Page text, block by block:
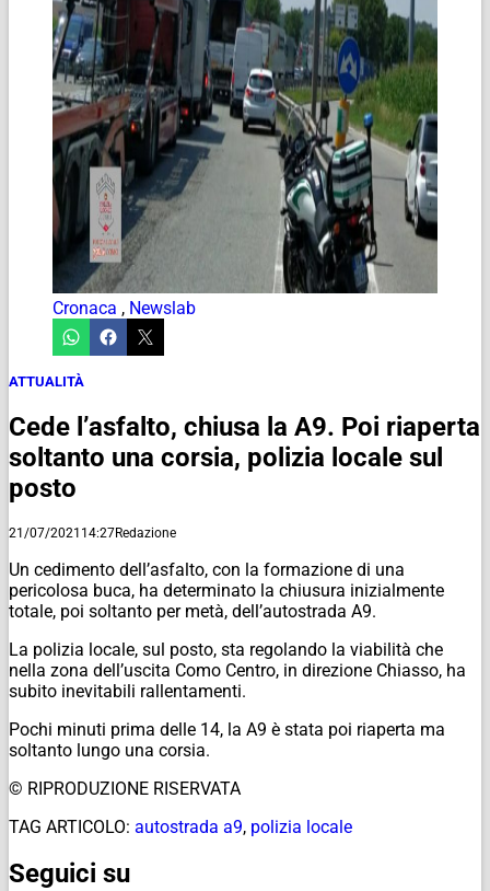
Cronaca , Newslab
ATTUALITÀ
Cede l’asfalto, chiusa la A9. Poi riaperta
soltanto una corsia, polizia locale sul
posto
21/07/2021 14:27Redazione
Un cedimento dell’asfalto, con la formazione di una
pericolosa buca, ha determinato la chiusura inizialmente
totale, poi soltanto per metà, dell’autostrada A9.
La polizia locale, sul posto, sta regolando la viabilità che
nella zona dell’uscita Como Centro, in direzione Chiasso, ha
subito inevitabili rallentamenti.
Pochi minuti prima delle 14, la A9 è stata poi riaperta ma
soltanto lungo una corsia.
© RIPRODUZIONE RISERVATA
TAG ARTICOLO: autostrada a9, polizia locale
Seguici su